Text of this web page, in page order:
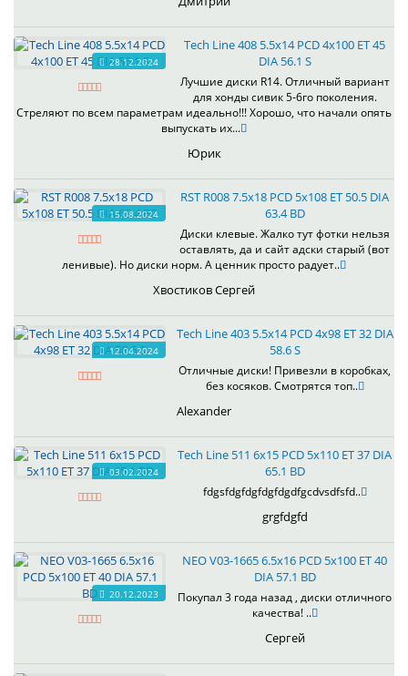
28.12.2024
Tech Line 408 5.5x14 PCD 4x100 ET 45
DIA 56.1 S
Лучшие диски R14. Отличный вариант
для хонды сивик 5-6го поколения.
Стреляют по всем параметрам идеально!!! Хорошо, что начали опять
выпускать их...
Юрик
15.08.2024
RST R008 7.5x18 PCD 5x108 ET 50.5 DIA
63.4 BD
Диски клевые. Жалко тут фотки нельзя
оставлять, да и сайт адски старый (вот
ленивые). Но диски норм. А ценник просто радует..
Хвостиков Сергей
12.04.2024
Tech Line 403 5.5x14 PCD 4x98 ET 32 DIA
58.6 S
Отличные диски! Привезли в коробках,
без косяков. Смотрятся топ..
Alexander
03.02.2024
Tech Line 511 6x15 PCD 5x110 ET 37 DIA
65.1 BD
fdgsfdgfdgfdgfdgdfgcdvsdfsfd..
grgfdgfd
20.12.2023
NEO V03-1665 6.5x16 PCD 5x100 ET 40
DIA 57.1 BD
Покупал 3 года назад , диски отличного
качества! ..
Сергей